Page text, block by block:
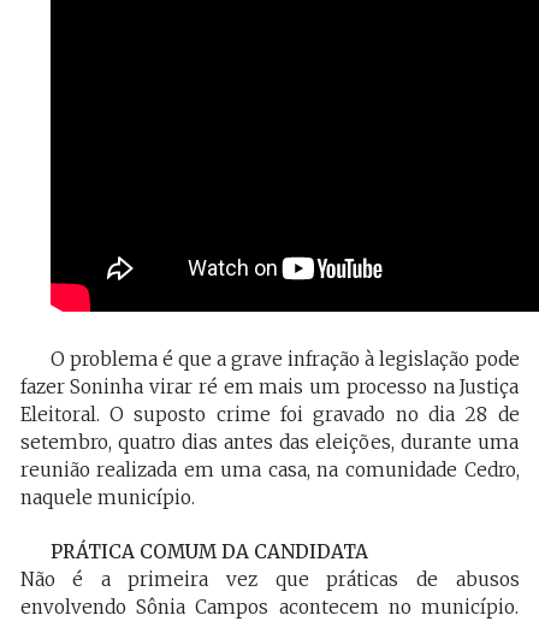
O problema é que a grave infração à legislação pode
fazer Soninha virar ré em mais um processo na Justiça
Eleitoral. O suposto crime foi gravado no dia 28 de
setembro, quatro dias antes das eleições, durante uma
reunião realizada em uma casa, na comunidade Cedro,
naquele município.
PRÁTICA COMUM DA CANDIDATA
Não é a primeira vez que práticas de abusos
envolvendo Sônia Campos acontecem no município.